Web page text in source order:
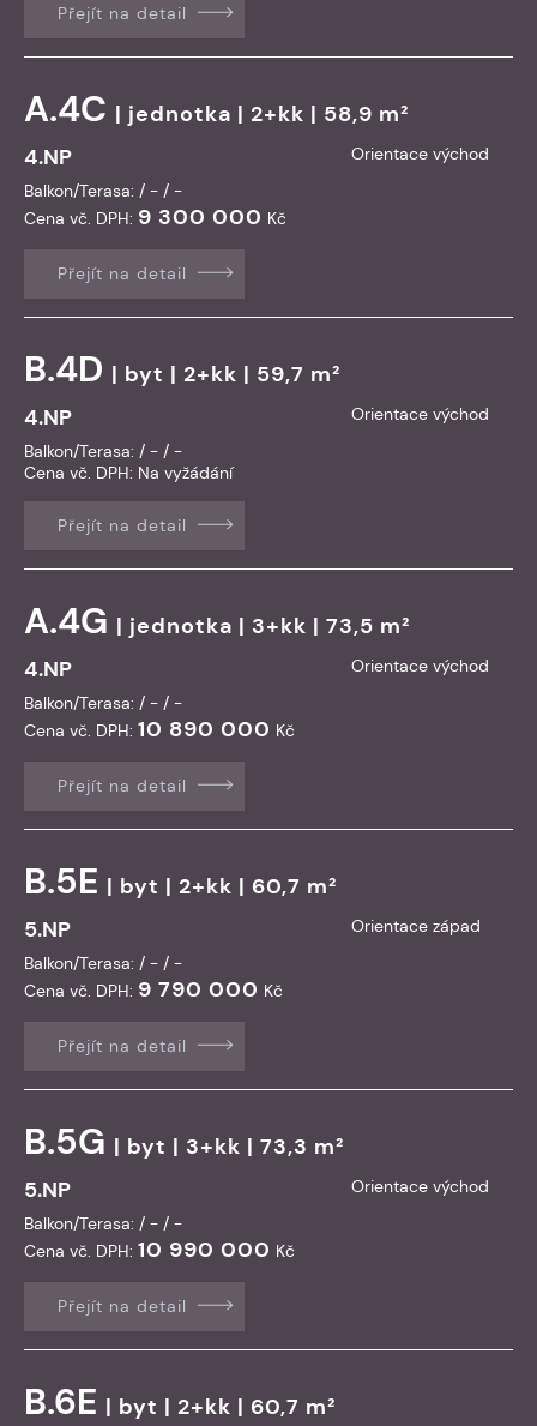
Přejít na detail
A.4C | jednotka | 2+kk | 58,9 m²
4.NP
Orientace východ
Balkon/Terasa: / - / -
Cena vč. DPH: 9 300 000 Kč
Přejít na detail
B.4D | byt | 2+kk | 59,7 m²
4.NP
Orientace východ
Balkon/Terasa: / - / -
Cena vč. DPH: Na vyžádání
Přejít na detail
A.4G | jednotka | 3+kk | 73,5 m²
4.NP
Orientace východ
Balkon/Terasa: / - / -
Cena vč. DPH: 10 890 000 Kč
Přejít na detail
B.5E | byt | 2+kk | 60,7 m²
5.NP
Orientace západ
Balkon/Terasa: / - / -
Cena vč. DPH: 9 790 000 Kč
Přejít na detail
B.5G | byt | 3+kk | 73,3 m²
5.NP
Orientace východ
Balkon/Terasa: / - / -
Cena vč. DPH: 10 990 000 Kč
Přejít na detail
B.6E | byt | 2+kk | 60,7 m²